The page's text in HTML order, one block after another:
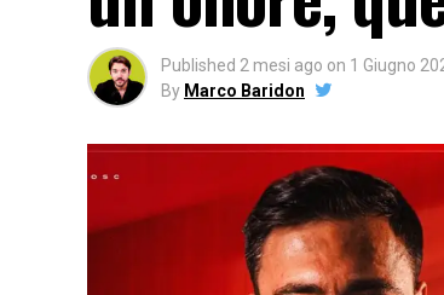
Published 2 mesi ago on 1 Giugno
By Marco Baridon